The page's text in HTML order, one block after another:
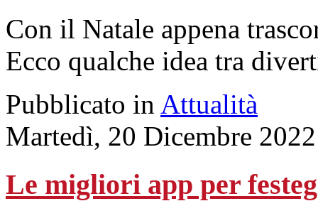
Con il Natale appena
Ecco qualche idea tra
Pubblicato in Attualità
Martedì, 20 Dicembre
Le migliori app per